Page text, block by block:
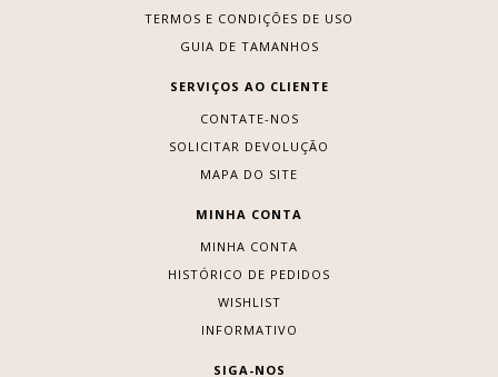
TERMOS E CONDIÇÕES DE USO
GUIA DE TAMANHOS
SERVIÇOS AO CLIENTE
CONTATE-NOS
SOLICITAR DEVOLUÇÃO
MAPA DO SITE
MINHA CONTA
MINHA CONTA
HISTÓRICO DE PEDIDOS
WISHLIST
INFORMATIVO
SIGA-NOS